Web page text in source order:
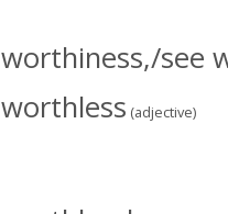
worthiness,/see
worthless (adjective)